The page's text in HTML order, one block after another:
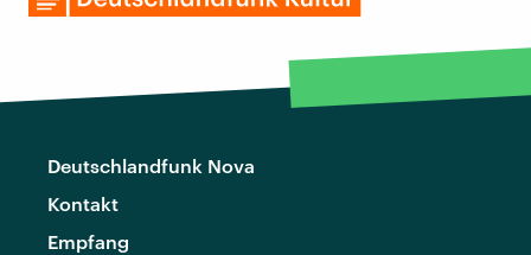
Deutschlandfunk Nova
Kontakt
Empfang